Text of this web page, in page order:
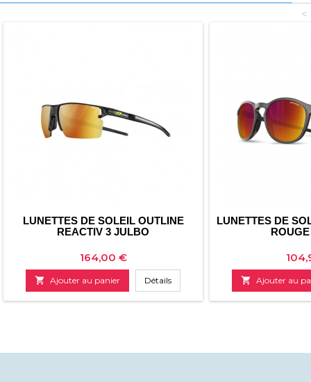
<
LUNETTES DE SOLEIL OUTLINE
REACTIV 3 JULBO
Prix
164,00 €
 Ajouter au panier Détails
LUNETTES DE
Prix
 Ajouter au